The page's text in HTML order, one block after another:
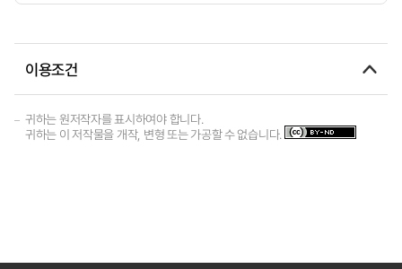
이용조건
귀하는 원저작자를 표시하여야 합니다.
귀하는 이 저작물을 개작, 변형 또는 가공할 수 없습니다.